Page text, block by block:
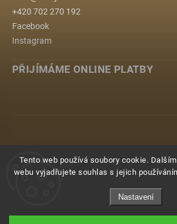
Tento web používá soubory cookie.
webu vyjadřujete souhlas s jejich
Nastavení
+420 702 270 192
Facebook
Instagram
PŘIJÍMÁME ONLINE PLATBY